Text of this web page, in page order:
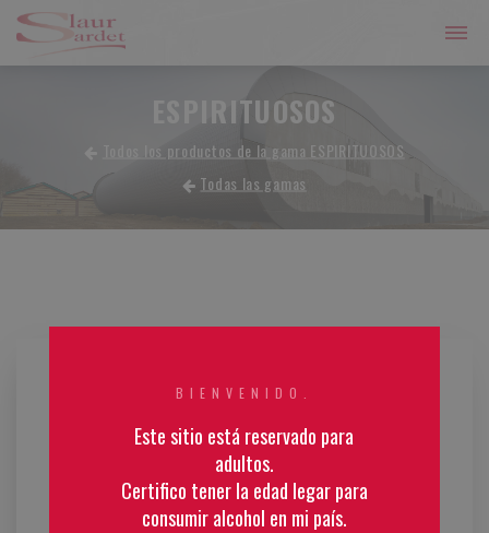
ESPIRITUOSOS
Todos los productos de la gama ESPIRITUOSOS
Todas las gamas
BIENVENIDO.
Este sitio está reservado para
adultos.
Certifico tener la edad legar para
consumir alcohol en mi país.